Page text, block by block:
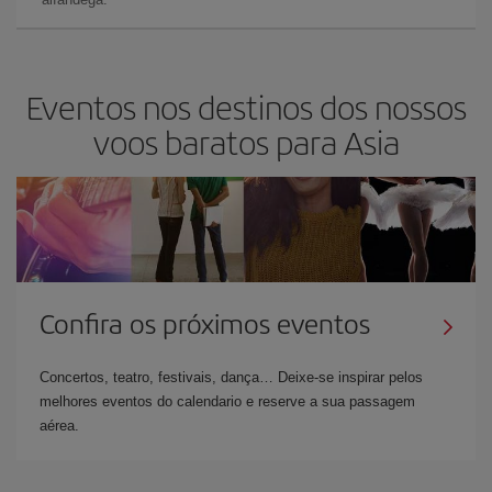
Eventos nos destinos dos nossos
voos baratos para Asia
Confira os próximos eventos
Concertos, teatro, festivais, dança… Deixe-se inspirar pelos
melhores eventos do calendario e reserve a sua passagem
aérea.